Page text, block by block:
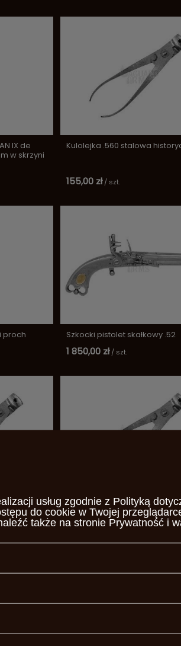
IX de
w skrzyni
Kulolejka .560 stalowa
155,00 zł / szt.
proch Szkocki pistolet skałkowy .52
1 850,00 zł / szt.
Kulolejka .570 stalowa
155,00 zł/ szt.
usług zgodnie z Polityką
do cookie w Twojej
także na stronie Prywatność i